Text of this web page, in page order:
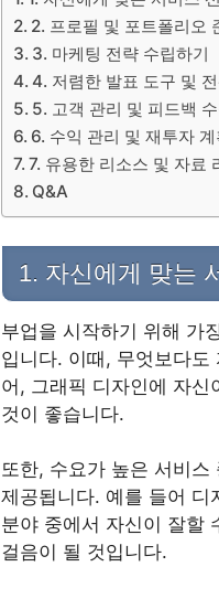
2. 프로필 및 포트폴리오
3. 마케팅 전략 수립하기
4. 저렴한 발표 도구 및
5. 고객 관리 및 피드백
6. 수익 관리 및 재투자 계
7. 유용한 리소스 및 자료
Q&A
1. 자신에게 맞는
부업을 시작하기 위해 가
입니다. 이때, 무엇보다
어, 그래픽 디자인에 자
것이 좋습니다.
또한, 수요가 높은 서비
제공됩니다. 예를 들어 디
분야 중에서 자신이 잘할
걸음이 될 것입니다.